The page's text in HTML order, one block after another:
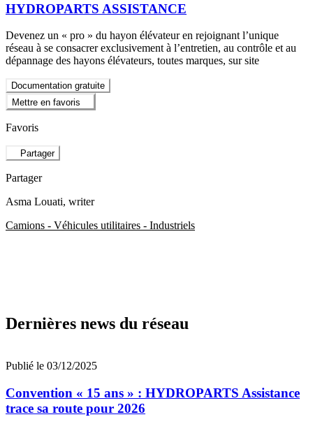
HYDROPARTS ASSISTANCE
Devenez un « pro » du hayon élévateur en rejoignant l’unique
réseau à se consacrer exclusivement à l’entretien, au contrôle et au
dépannage des hayons élévateurs, toutes marques, sur site
Documentation gratuite
Mettre en favoris
Favoris
Partager
Partager
Asma Louati, writer
Camions - Véhicules utilitaires - Industriels
Dernières news du réseau
Publié le 03/12/2025
Convention « 15 ans » : HYDROPARTS Assistance
trace sa route pour 2026